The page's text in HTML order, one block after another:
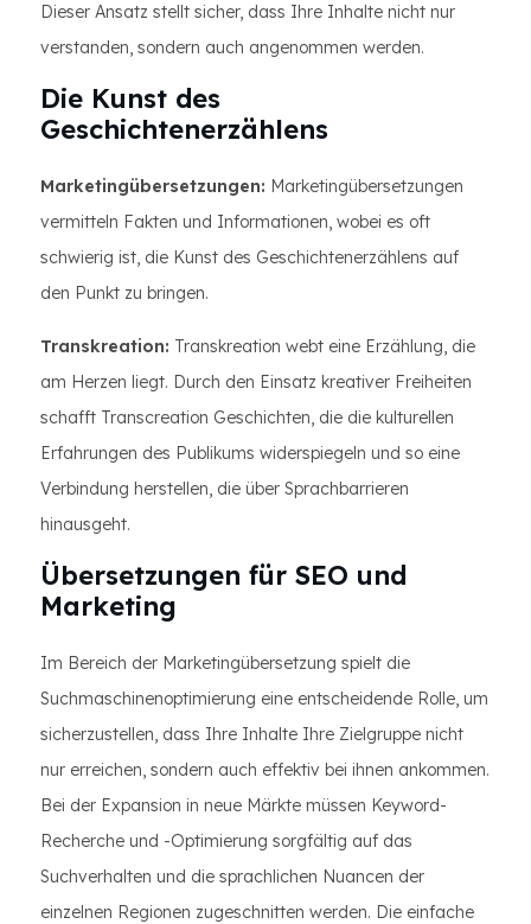
Dieser Ansatz stellt sicher, dass Ihre Inhalte nicht nur
verstanden, sondern auch angenommen werden.
Die Kunst des
Geschichtenerzählens
Marketingübersetzungen: Marketingübersetzungen
vermitteln Fakten und Informationen, wobei es oft
schwierig ist, die Kunst des Geschichtenerzählens auf
den Punkt zu bringen.
Transkreation: Transkreation webt eine Erzählung, die
am Herzen liegt. Durch den Einsatz kreativer Freiheiten
schafft Transcreation Geschichten, die die kulturellen
Erfahrungen des Publikums widerspiegeln und so eine
Verbindung herstellen, die über Sprachbarrieren
hinausgeht.
Übersetzungen für SEO und
Marketing
Im Bereich der Marketingübersetzung spielt die
Suchmaschinenoptimierung eine entscheidende Rolle, um
sicherzustellen, dass Ihre Inhalte Ihre Zielgruppe nicht
nur erreichen, sondern auch effektiv bei ihnen ankommen.
Bei der Expansion in neue Märkte müssen Keyword-
Recherche und -Optimierung sorgfältig auf das
Suchverhalten und die sprachlichen Nuancen der
einzelnen Regionen zugeschnitten werden. Die einfache